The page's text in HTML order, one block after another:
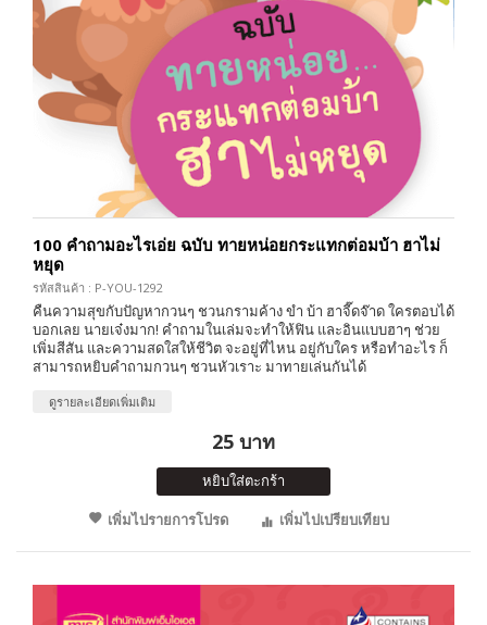
100 คำถามอะไรเอ่ย ฉบับ ทายหน่อยกระแทกต่อมบ้า ฮาไม่
หยุด
รหัสสินค้า : P-YOU-1292
คืนความสุขกับปัญหากวนๆ ชวนกรามค้าง ขำ บ้า ฮาจี๊ดจ๊าด ใครตอบได้
บอกเลย นายเจ๋งมาก! คำถามในเล่มจะทำให้ฟิน และอินแบบฮาๆ ช่วย
เพิ่มสีสัน และความสดใสให้ชีวิต จะอยู่ที่ไหน อยู่กับใคร หรือทำอะไร ก็
สามารถหยิบคำถามกวนๆ ชวนหัวเราะ มาทายเล่นกันได้
ดูรายละเอียดเพิ่มเติม
25 บาท
หยิบใส่ตะกร้า
เพิ่มไปรายการโปรด
เพิ่มไปเปรียบเทียบ